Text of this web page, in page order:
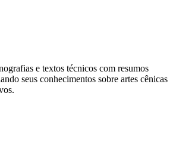
e textos técnicos com resumos
seus conhecimentos sobre artes cênicas